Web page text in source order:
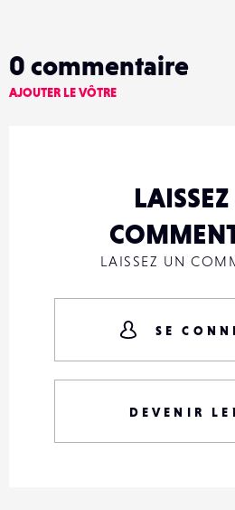
0 commentaire
AJOUTER LE VÔTRE
LAISSEZ UN
SE
DEVENIR